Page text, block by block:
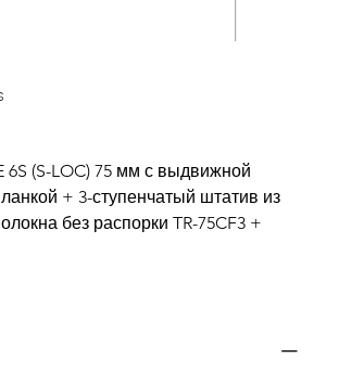
6S (S-LOC) 75 мм с выдвижной
+ 3-ступенчатый штатив из
без распорки TR-75CF3 +